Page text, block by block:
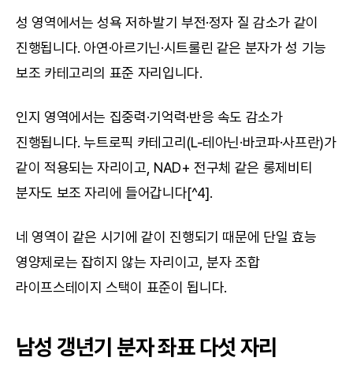
성 영역에서는 성욕 저하·발기 부전·정자 질 감소가 같이
진행됩니다. 아연·아르기닌·시트룰린 같은 분자가 성 기능
보조 카테고리의 표준 자리입니다.
인지 영역에서는 집중력·기억력·반응 속도 감소가
진행됩니다. 누트로픽 카테고리(L-테아닌·바코파·사프란)가
같이 적용되는 자리이고, NAD+ 전구체 같은 롱제비티
분자도 보조 자리에 들어갑니다[^4].
네 영역이 같은 시기에 같이 진행되기 때문에 단일 효능
영양제로는 잡히지 않는 자리이고, 분자 조합
라이프스테이지 스택이 표준이 됩니다.
남성 갱년기 분자 좌표 다섯 자리